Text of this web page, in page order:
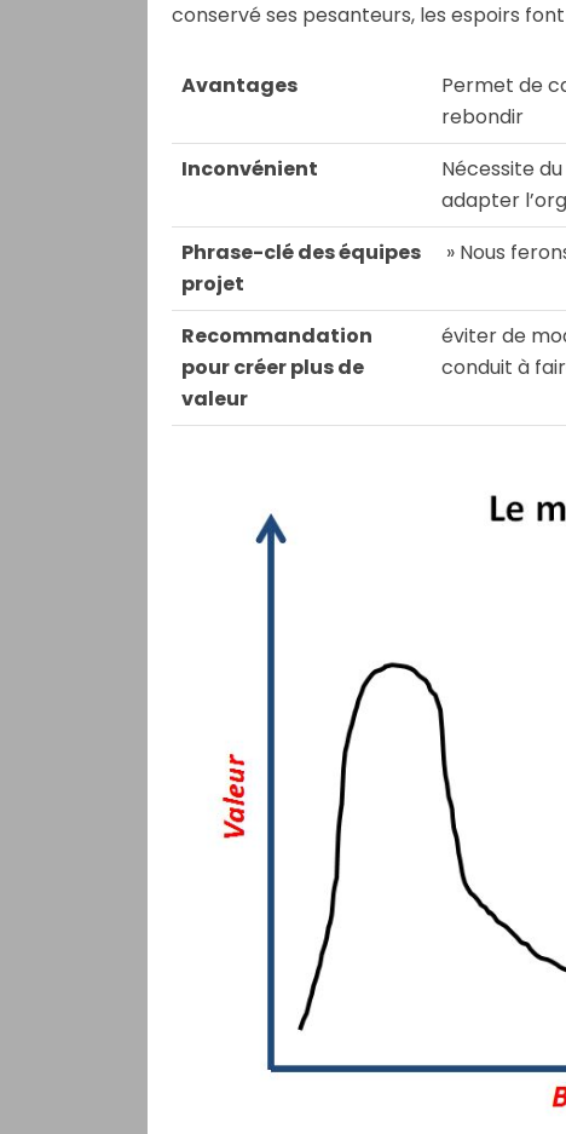
conservé ses pesanteurs, les espoirs
Avantages
Permet de
rebondir
Inconvénient
Nécessite
adapter
Phrase-clé des équipes
projet
» Nous
Recommandation
pour créer plus de
valeur
éviter de
conduit à